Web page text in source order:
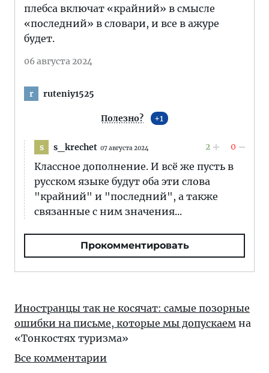
плебса включат «крайний» в смысле
«последний» в словари, и все в ажуре
будет.
06 августа 2024
r ruteniy1525
Полезно? 1
s s_krechet 07 августа 2024 2 0
Классное дополнение. И всё же пусть в
русском языке будут оба эти слова
"крайний" и "последний", а также
связанные с ним значения...
Прокомментировать
Иностранцы так не косячат: самые позорные
ошибки на письме, которые мы допускаем на
«Тонкостях туризма»
Все комментарии